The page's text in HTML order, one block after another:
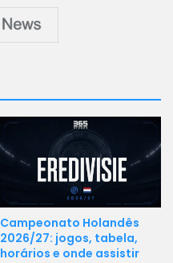
Campeonato Holandês
2026/27: jogos, tabela,
horários e onde assistir